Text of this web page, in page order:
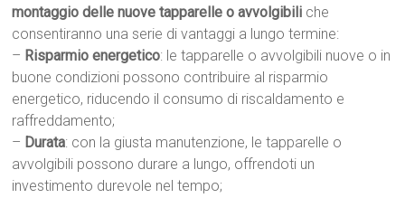
montaggio delle nuove tapparelle o avvolgibili che
consentiranno una serie di vantaggi a lungo termine:
– Risparmio energetico: le tapparelle o avvolgibili nuove o in
buone condizioni possono contribuire al risparmio
energetico, riducendo il consumo di riscaldamento e
raffreddamento;
– Durata: con la giusta manutenzione, le tapparelle o
avvolgibili possono durare a lungo, offrendoti un
investimento durevole nel tempo;